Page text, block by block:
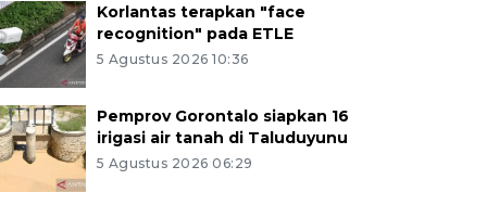
Korlantas terapkan "face
recognition" pada ETLE
5 Agustus 2026 10:36
Pemprov Gorontalo siapkan 16
irigasi air tanah di Taluduyunu
5 Agustus 2026 06:29